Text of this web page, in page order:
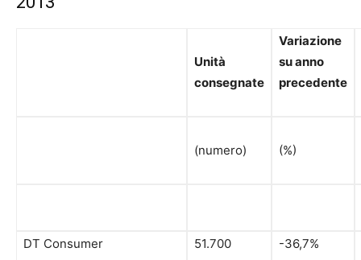
Unità
consegnate
Variazione
su anno
precedente
(numero) (%)
DT Consumer 51.700 -36,7%